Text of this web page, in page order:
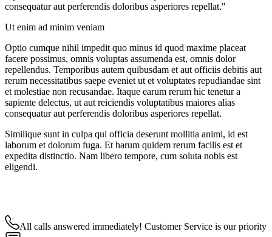
consequatur aut perferendis doloribus asperiores repellat."
Ut enim ad minim veniam
Optio cumque nihil impedit quo minus id quod maxime placeat
facere possimus, omnis voluptas assumenda est, omnis dolor
repellendus. Temporibus autem quibusdam et aut officiis debitis aut
rerum necessitatibus saepe eveniet ut et voluptates repudiandae sint
et molestiae non recusandae. Itaque earum rerum hic tenetur a
sapiente delectus, ut aut reiciendis voluptatibus maiores alias
consequatur aut perferendis doloribus asperiores repellat.
Similique sunt in culpa qui officia deserunt mollitia animi, id est
laborum et dolorum fuga. Et harum quidem rerum facilis est et
expedita distinctio. Nam libero tempore, cum soluta nobis est
eligendi.
All calls answered immediately! Customer Service is our priority